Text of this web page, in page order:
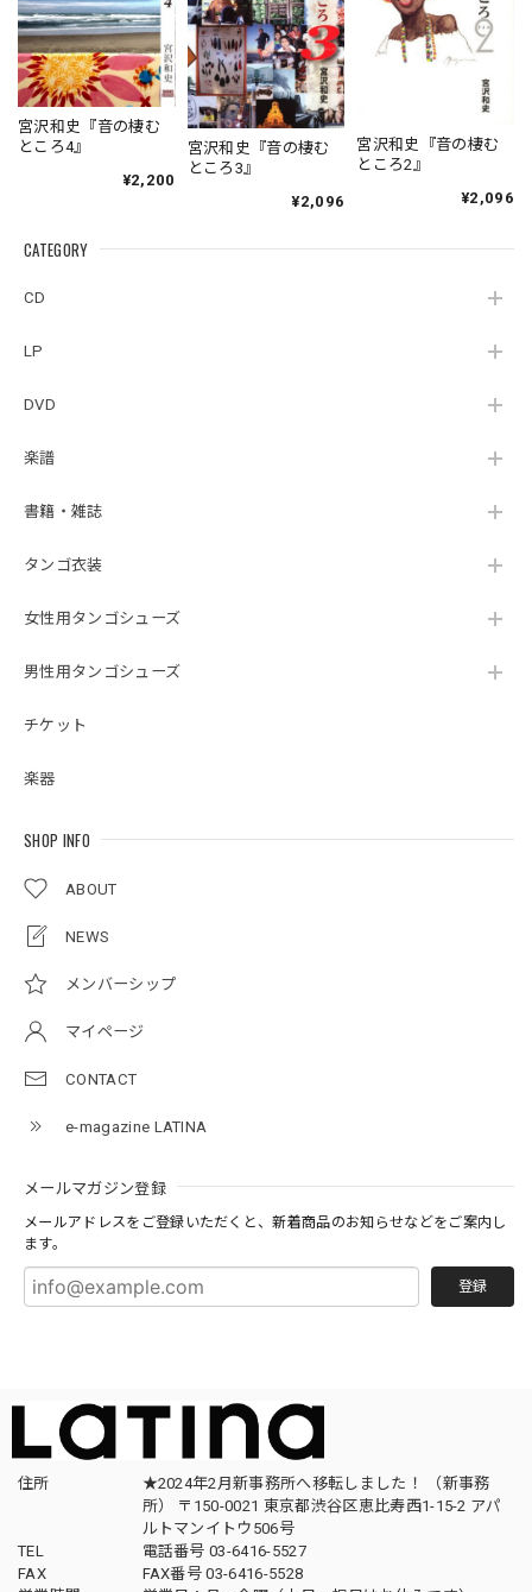
CATEGORY
CD
LP
DVD
楽譜
書籍・雑誌
タンゴ衣装
女性用タンゴシューズ
男性用タンゴシューズ
チケット
楽器
SHOP INFO
ABOUT
NEWS
メンバーシップ
マイページ
CONTACT
e-magazine LATINA
メールマガジン登録
メールアドレスをご登録いただくと、新着商品のお知らせなどをご案内し
ます。
登録
宮沢和史『音の棲む
ところ4』
¥2,200
宮沢和史『音の棲む
ところ3』
¥2,096
宮沢和史『音の棲む
ところ2』
¥2,096
住所
★2024年2月新事務所へ移転しました！ （新事務
所） 〒150-0021 東京都渋谷区恵比寿西1-15-2 アパ
ルトマンイトウ506号
TEL
電話番号 03-6416-5527
FAX
FAX番号 03-6416-5528